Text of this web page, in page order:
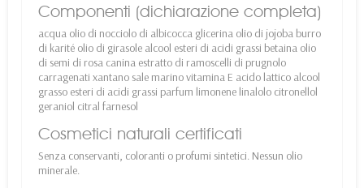
Componenti (dichiarazione completa)
acqua olio di nocciolo di albicocca glicerina olio di jojoba burro
di karité olio di girasole alcool esteri di acidi grassi betaina olio
di semi di rosa canina estratto di ramoscelli di prugnolo
carragenati xantano sale marino vitamina E acido lattico alcool
grasso esteri di acidi grassi parfum limonene linalolo citronellol
geraniol citral farnesol
Cosmetici naturali certificati
Senza conservanti, coloranti o profumi sintetici. Nessun olio
minerale.